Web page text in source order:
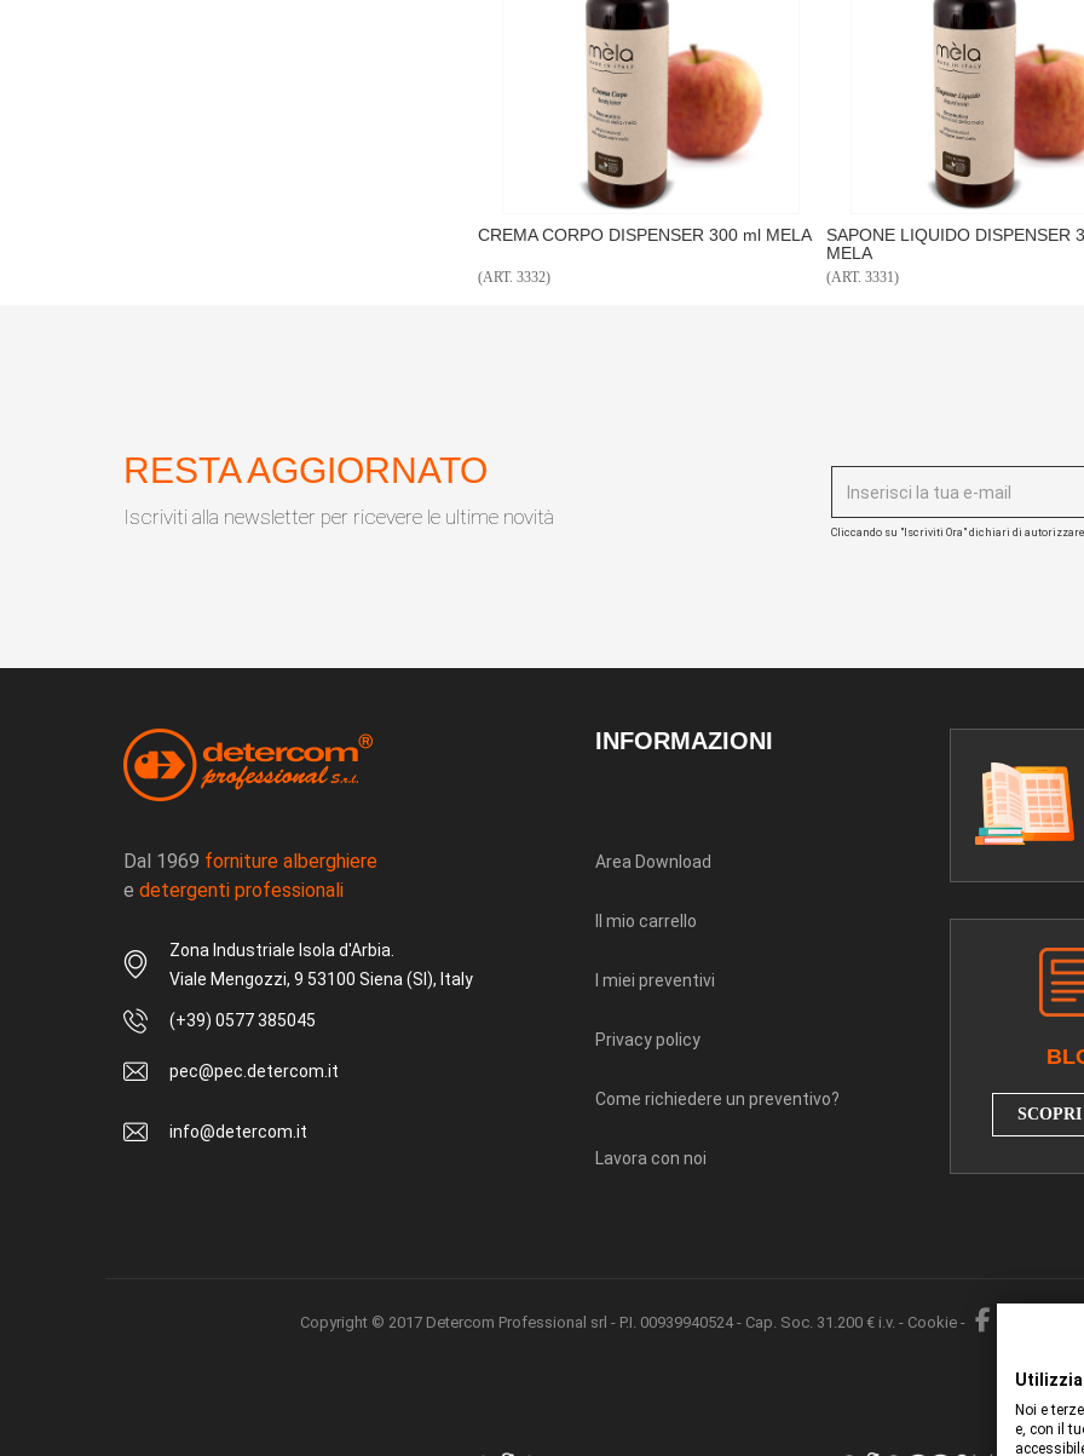
CREMA CORPO DISPENSER 300 ml MELA
SAPONE LIQUIDO DISPENSER 300 ml
(ART. 3331)
BAGNODOCCIA MELA
(ART. 3347)
RESTA AGGIORNATO
Iscriviti alla newsletter per ricevere le ultime novità
Cliccando su "Iscriviti Ora" dichiari di
Dal 1969 forniture alberghiere
e detergenti professionali
Zona Industriale Isola d'Arbia.
Viale Mengozzi, 9 53100 Siena (SI), Italy
(+39) 0577 385045
pec@pec.detercom.it
info@detercom.it
INFORMAZIONI
Area Download
Il mio carrello
I miei preventivi
Privacy policy
Come richiedere un preventivo?
Lavora con noi
Copyright © 2017 Detercom Professional srl - P.I. 00939940524 - Cap. Soc. 31.200 € i.v. - Cookie -
Noi e
e, con il